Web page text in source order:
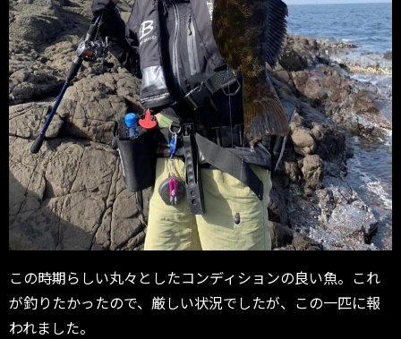
この時期らしい丸々としたコンディションの良い魚。これ
が釣りたかったので、厳しい状況でしたが、この一匹に報
われました。